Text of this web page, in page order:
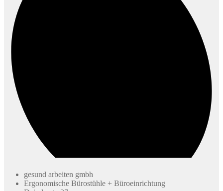
gesund arbeiten gmbh
Ergonomische Bürostühle + Büroeinrichtung